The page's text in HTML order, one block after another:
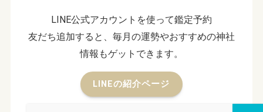
LINE公式アカウントを使って鑑定予約
友だち追加すると、毎月の運勢やおすすめの神社
情報もゲットできます。
LINEの紹介ページ